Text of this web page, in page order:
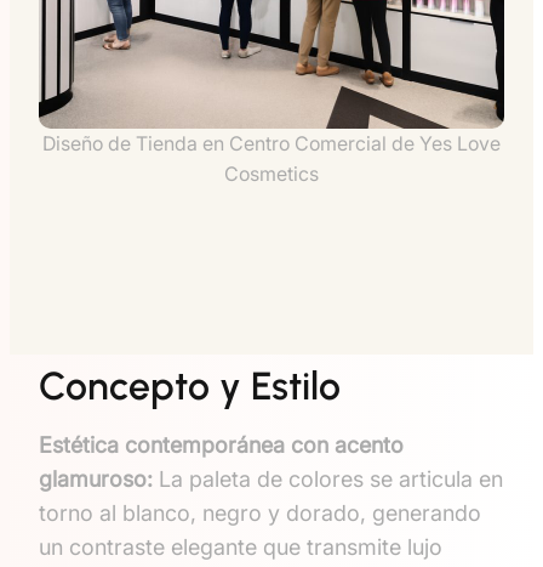
Diseño de Tienda en Centro Comercial de Yes Love
Cosmetics
Concepto y Estilo
Estética contemporánea con acento
glamuroso: La paleta de colores se articula en
torno al blanco, negro y dorado, generando
un contraste elegante que transmite lujo